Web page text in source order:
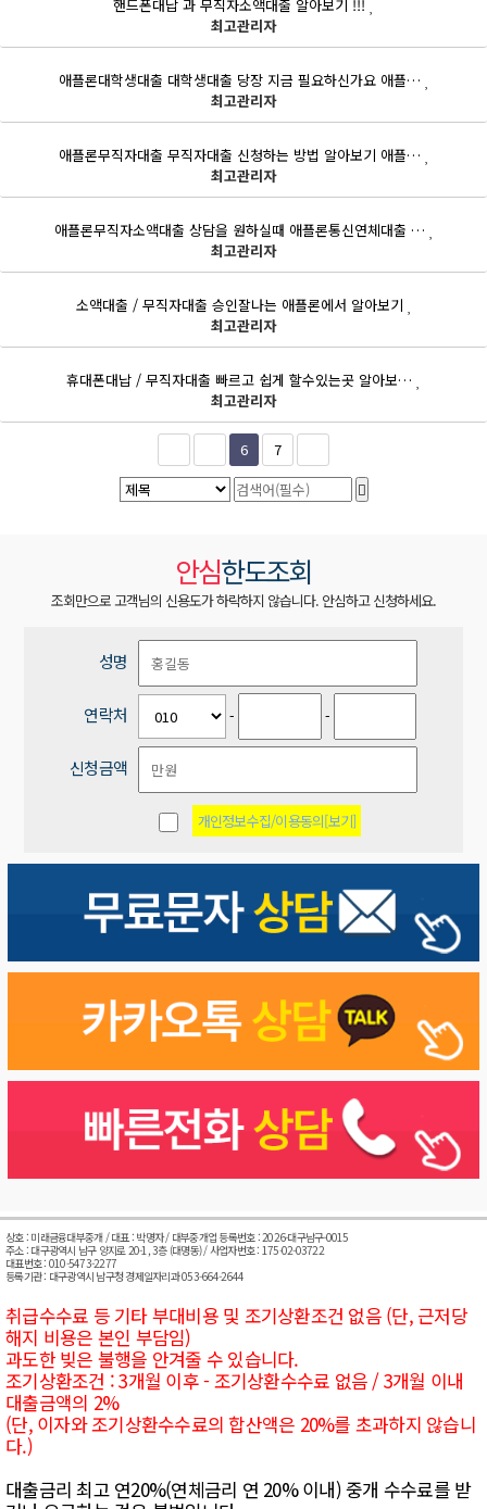
핸드폰대납 과 무직자소액대출 알아보기 !!!
최고관리자
애플론대학생대출 대학생대출 당장 지금 필요하신가요 애플…
최고관리자
애플론무직자대출 무직자대출 신청하는 방법 알아보기 애플…
최고관리자
애플론무직자소액대출 상담을 원하실때 애플론통신연체대출 …
최고관리자
소액대출 / 무직자대출 승인잘나는 애플론에서 알아보기
최고관리자
휴대폰대납 / 무직자대출 빠르고 쉽게 할수있는곳 알아보…
최고관리자
6 7
안심한도조회
조회만으로 고객님의 신용도가 하락하지 않습니다. 안심하고 신청하세요.
성명
연락처 - -
신청금액
개인정보수집/이용동의[보기]
상호 : 미래금융대부중개 / 대표 : 박명자 / 대부중개업 등록번호 : 2026-대구남구-0015
주소 : 대구광역시 남구 양지로 20-1, 3층 (대명동) / 사업자번호 : 175-02-03722
대표번호 : 010-5473-2277
등록기관 : 대구광역시 남구청 경제일자리과 053-664-2644
취급수수료 등 기타 부대비용 및 조기상환조건 없음 (단, 근저당
해지 비용은 본인 부담임)
과도한 빚은 불행을 안겨줄 수 있습니다.
조기상환조건 : 3개월 이후 - 조기상환수수료 없음 / 3개월 이내
대출금액의 2%
(단, 이자와 조기상환수수료의 합산액은 20%를 초과하지 않습니
다.)
대출금리 최고 연20%(연체금리 연 20% 이내) 중개 수수료를 받